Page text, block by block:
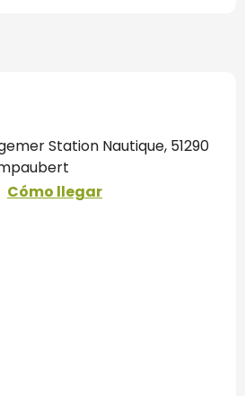
Station Nautique, 51290
Cómo llegar